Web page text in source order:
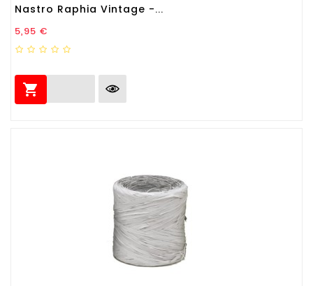
Nastro Raphia Vintage -...
Prezzo
5,95 €
